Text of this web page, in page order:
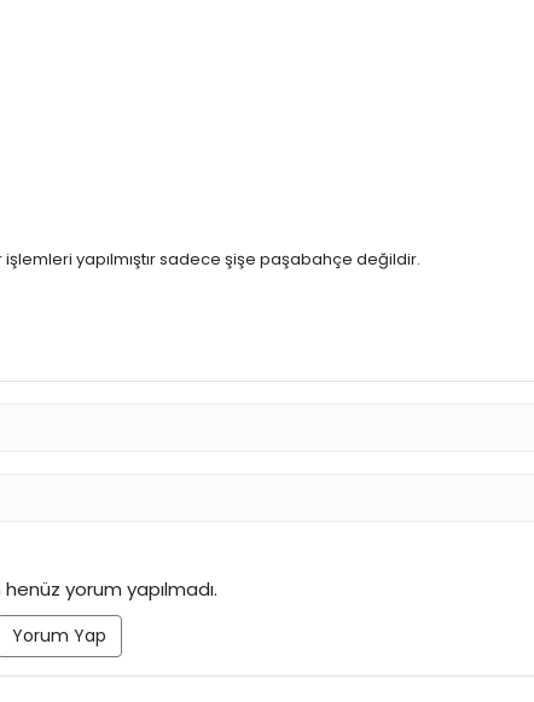
yapılmıştır sadece şişe paşabahçe değildir.
yorum yapılmadı.
Yorum Yap